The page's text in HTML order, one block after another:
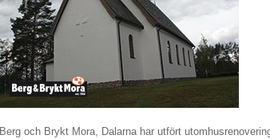
Berg och Brykt Mora, Dalarna har utfört